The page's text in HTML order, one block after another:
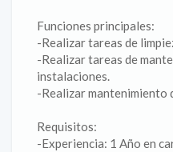
Funciones principales:
-Realizar tareas de
-Realizar tareas de
instalaciones.
-Realizar mantenimiento
Requisitos:
-Experiencia: 1 Año en